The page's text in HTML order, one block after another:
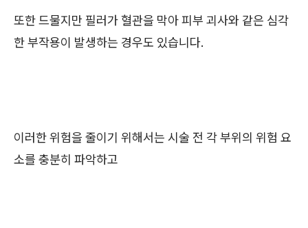
또한 드물지만 필러가 혈관을 막아 피부 괴사와 같은 심각
한 부작용이 발생하는 경우도 있습니다.
이러한 위험을 줄이기 위해서는 시술 전 각 부위의 위험 요
소를 충분히 파악하고